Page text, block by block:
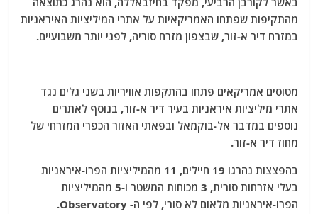
מהתקיפות שפתחו האמריקאיות על אתרי המיליציות האיראניות
במזרח דיר א-זור, שבצפון מזרח סוריה, לפני יותר משבועיים.
מטוסים אמריקאים פתחו בהתקפות אוויריות בשני גלים נגד
אתרי מיליציות איראניות בעיר דיר א-זור, בנוסף לאתרים
נוספים במדבר אל-בוקמאל ובפאתי האזור הכפרי המזרחי של
מחוז דיר א-זור.
בהפצצות נהרגו 19 חיילים, 11 מהמיליציות הפרו-איראניות
בעלי אזרחות סורית, 3 מכוחות המשטר ו-5 מהמיליציות
הפרו-איראניות מלאום לא סורי, לפי ה- Observatory.